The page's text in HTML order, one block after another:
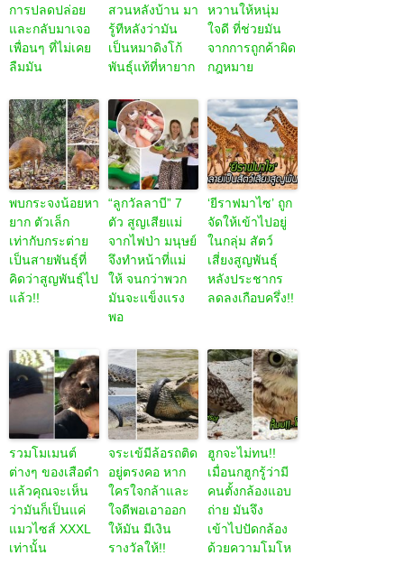
การปลดปล่อย
และกลับมาเจอ
เพื่อนๆ ที่ไม่เคย
ลืมมัน
สวนหลังบ้าน มา
รู้ทีหลังว่ามัน
เป็นหมาดิงโก้
พันธุ์แท้ที่หายาก
หวานให้หนุ่ม
ใจดี ที่ช่วยมัน
จากการถูกค้าผิด
กฎหมาย
พบกระจงน้อยหา
ยาก ตัวเล็ก
เท่ากับกระต่าย
เป็นสายพันธุ์ที่
คิดว่าสูญพันธุ์ไป
แล้ว!!
“ลูกวัลลาบี” 7
ตัว สูญเสียแม่
จากไฟป่า มนุษย์
จึงทำหน้าที่แม่
ให้ จนกว่าพวก
มันจะแข็งแรง
พอ
‘ยีราฟมาไซ’ ถูก
จัดให้เข้าไปอยู่
ในกลุ่ม สัตว์
เสี่ยงสูญพันธุ์
หลังประชากร
ลดลงเกือบครึ่ง!!
รวมโมเมนต์
ต่างๆ ของเสือดำ
แล้วคุณจะเห็น
ว่ามันก็เป็นแค่
แมวไซส์ XXXL
เท่านั้น
จระเข้มีล้อรถติด
อยู่ตรงคอ หาก
ใครใจกล้าและ
ใจดีพอเอาออก
ให้มัน มีเงิน
รางวัลให้!!
ฮูกจะไม่ทน!!
เมื่อนกฮูกรู้ว่ามี
คนตั้งกล้องแอบ
ถ่าย มันจึง
เข้าไปปัดกล้อง
ด้วยความโมโห